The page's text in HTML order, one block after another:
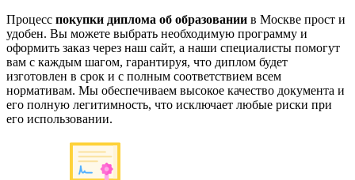
Процесс покупки диплома об образовании в Москве прост и
удобен. Вы можете выбрать необходимую программу и
оформить заказ через наш сайт, а наши специалисты помогут
вам с каждым шагом, гарантируя, что диплом будет
изготовлен в срок и с полным соответствием всем
нормативам. Мы обеспечиваем высокое качество документа и
его полную легитимность, что исключает любые риски при
его использовании.